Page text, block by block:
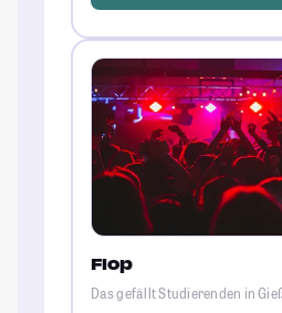
Flop
Das gefällt Studierenden in